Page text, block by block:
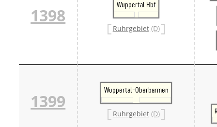
1398
Wuppertal Hbf
Ruhrgebiet (D)
1399
Wuppertal-Oberbarmen
Ruhrgebiet (D)